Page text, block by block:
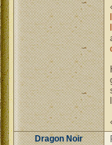
Dragon Noir